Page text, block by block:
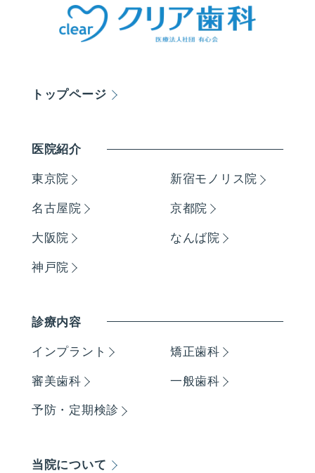
トップページ
医院紹介
東京院 新宿モノリス院
名古屋院 京都院
大阪院 なんば院
神戸院
診療内容
インプラント 矯正歯科
審美歯科 一般歯科
予防・定期検診
当院について